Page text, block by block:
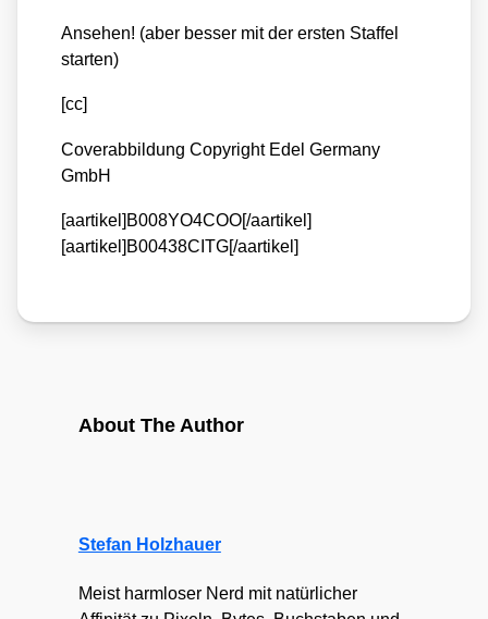
Anse­hen! (aber bes­ser mit der ers­ten Staf­fel
star­ten)
[cc]
Cover­ab­bil­dung Copy­right Edel Ger­ma­ny
GmbH
[aartikel]B008YO4COO[/aartikel]
[aartikel]B00438CITG[/aartikel]
About The Author
Stefan Holzhauer
Meist harmloser Nerd mit natürlicher